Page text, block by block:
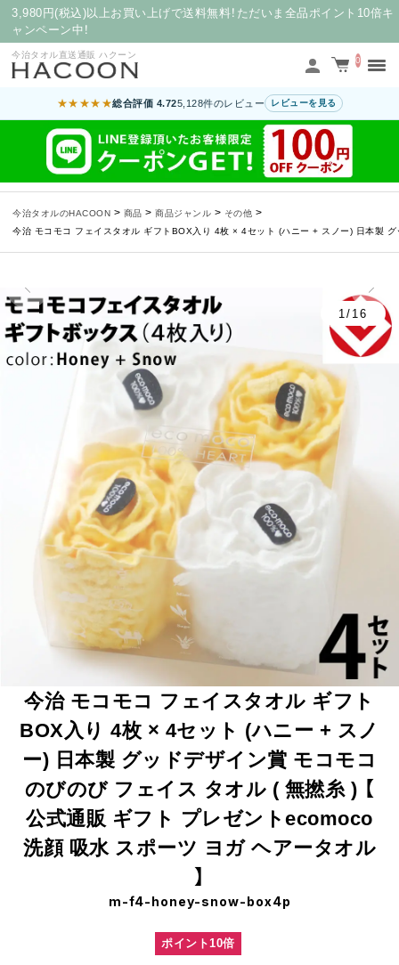
3,980円(税込)以上お買い上げで送料無料！ただいま全品ポイント10倍キ
ャンペーン中！
今治タオル直送通販 ハクーン
0
★★★★★総合評価 4.725,128件のレビュー レビューを見る
今治タオルのHACOON > 商品 > 商品ジャンル > その他 >
今治 モコモコ フェイスタオル ギフトBOX入り 4枚 × 4セット (ハニー + スノー) 日本製
1/16
今治 モコモコ フェイスタオル ギフト
BOX入り 4枚 × 4セット (ハニー + スノ
ー) 日本製 グッドデザイン賞 モコモコ
のびのび フェイス タオル ( 無撚糸 ) 【
公式通販 ギフト プレゼントecomoco
洗顔 吸水 スポーツ ヨガ ヘアータオル
】
m-f4-honey-snow-box4p
ポイント10倍